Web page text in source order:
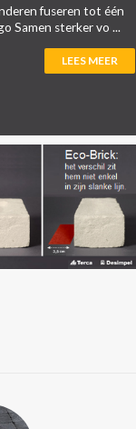
fuseren tot één
Samen sterker vo ...
LEES MEER